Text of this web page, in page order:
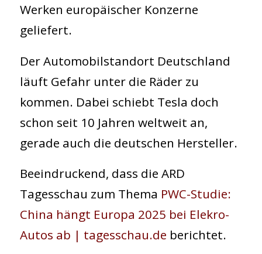
Werken europäischer Konzerne
geliefert.
Der Automobilstandort Deutschland
läuft Gefahr unter die Räder zu
kommen. Dabei schiebt Tesla doch
schon seit 10 Jahren weltweit an,
gerade auch die deutschen Hersteller.
Beeindruckend, dass die ARD
Tagesschau zum Thema PWC-Studie:
China hängt Europa 2025 bei Elekro-
Autos ab | tagesschau.de berichtet.